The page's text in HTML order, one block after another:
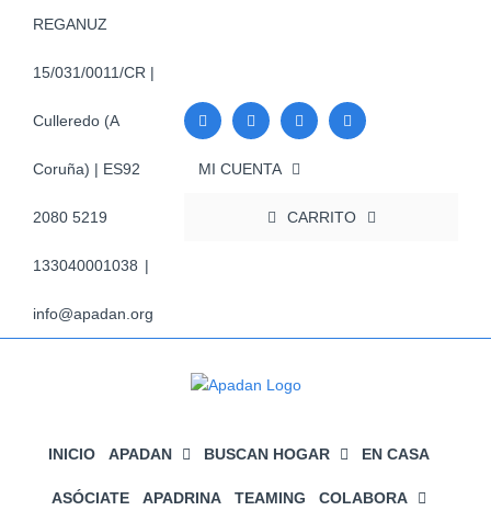
REGANUZ
15/031/0011/CR |
Culleredo (A
Coruña) | ES92
2080 5219
133040001038 |
info@apadan.org
MI CUENTA
CARRITO
INICIO APADAN BUSCAN HOGAR EN CASA
ASÓCIATE APADRINA TEAMING COLABORA